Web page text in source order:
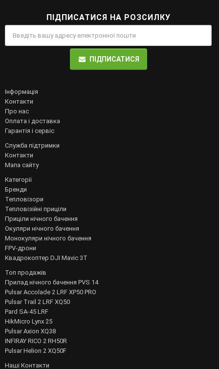
ПІДПИСАТИСЯ НА РОЗСИЛКУ
ПІДПИСАТИСЯ
Інформація
Контакти
Про нас
Оплата і доставка
Гарантія і сервіс
Служба підтримки
Контакти
Мапа сайту
Категорії
Бренди
Тепловізори
Тепловізійні приціли
Приціли нічного бачення
Окуляри нічного бачення
Монокуляри нічного бачення
FPV-дрони
Квадрокоптер DJI Mavic 3T
Топ продажів
Прилад нічного бачення PVS 14
Pulsar Accolade 2 LRF XP50 PRO
Pulsar Trail 2 LRF XQ50
Pard SA-45 LRF
HikMicro Lynx 25
Pulsar Axion XQ38
INFIRAY RICO 2 RH50R
Pulsar Helion 2 XQ50F
Наші Контакти